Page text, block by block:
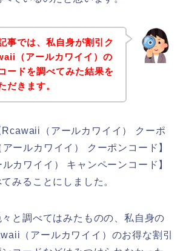
事では、私自身が割引ク
（アールカワイイ）の
ードを調べてみた結果を
だきます。
Rcawaii（アールカワイイ） クーポ
ールカワイイ） クーポンコード】
カワイイ） キャンペーンコード】
みることにしました。
と調べてはみたものの、私自身の
（アールカワイイ）のお得な割引